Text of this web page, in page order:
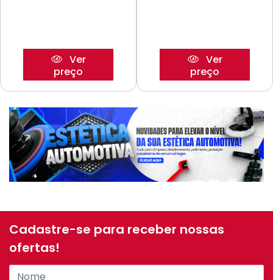
Ver
preço
Ver
preço
Cadastre-se para receber nossas
ofertas!